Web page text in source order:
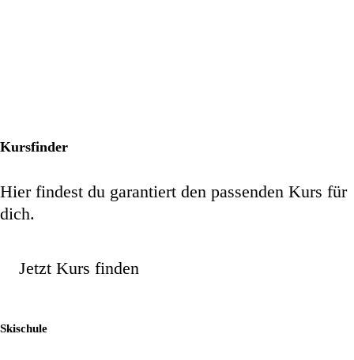
Kursfinder
Hier findest du garantiert den passenden Kurs für
dich.
Jetzt Kurs finden
Skischule